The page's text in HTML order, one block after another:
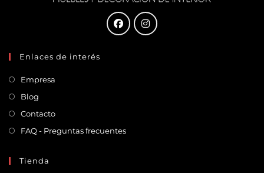
Enlaces de interés
Empresa
Blog
Contacto
FAQ - Preguntas frecuentes
Tienda